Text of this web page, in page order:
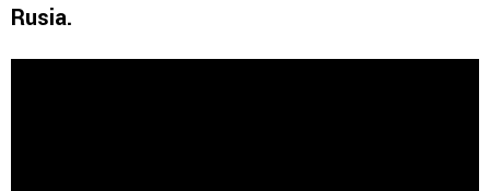
Rusia.